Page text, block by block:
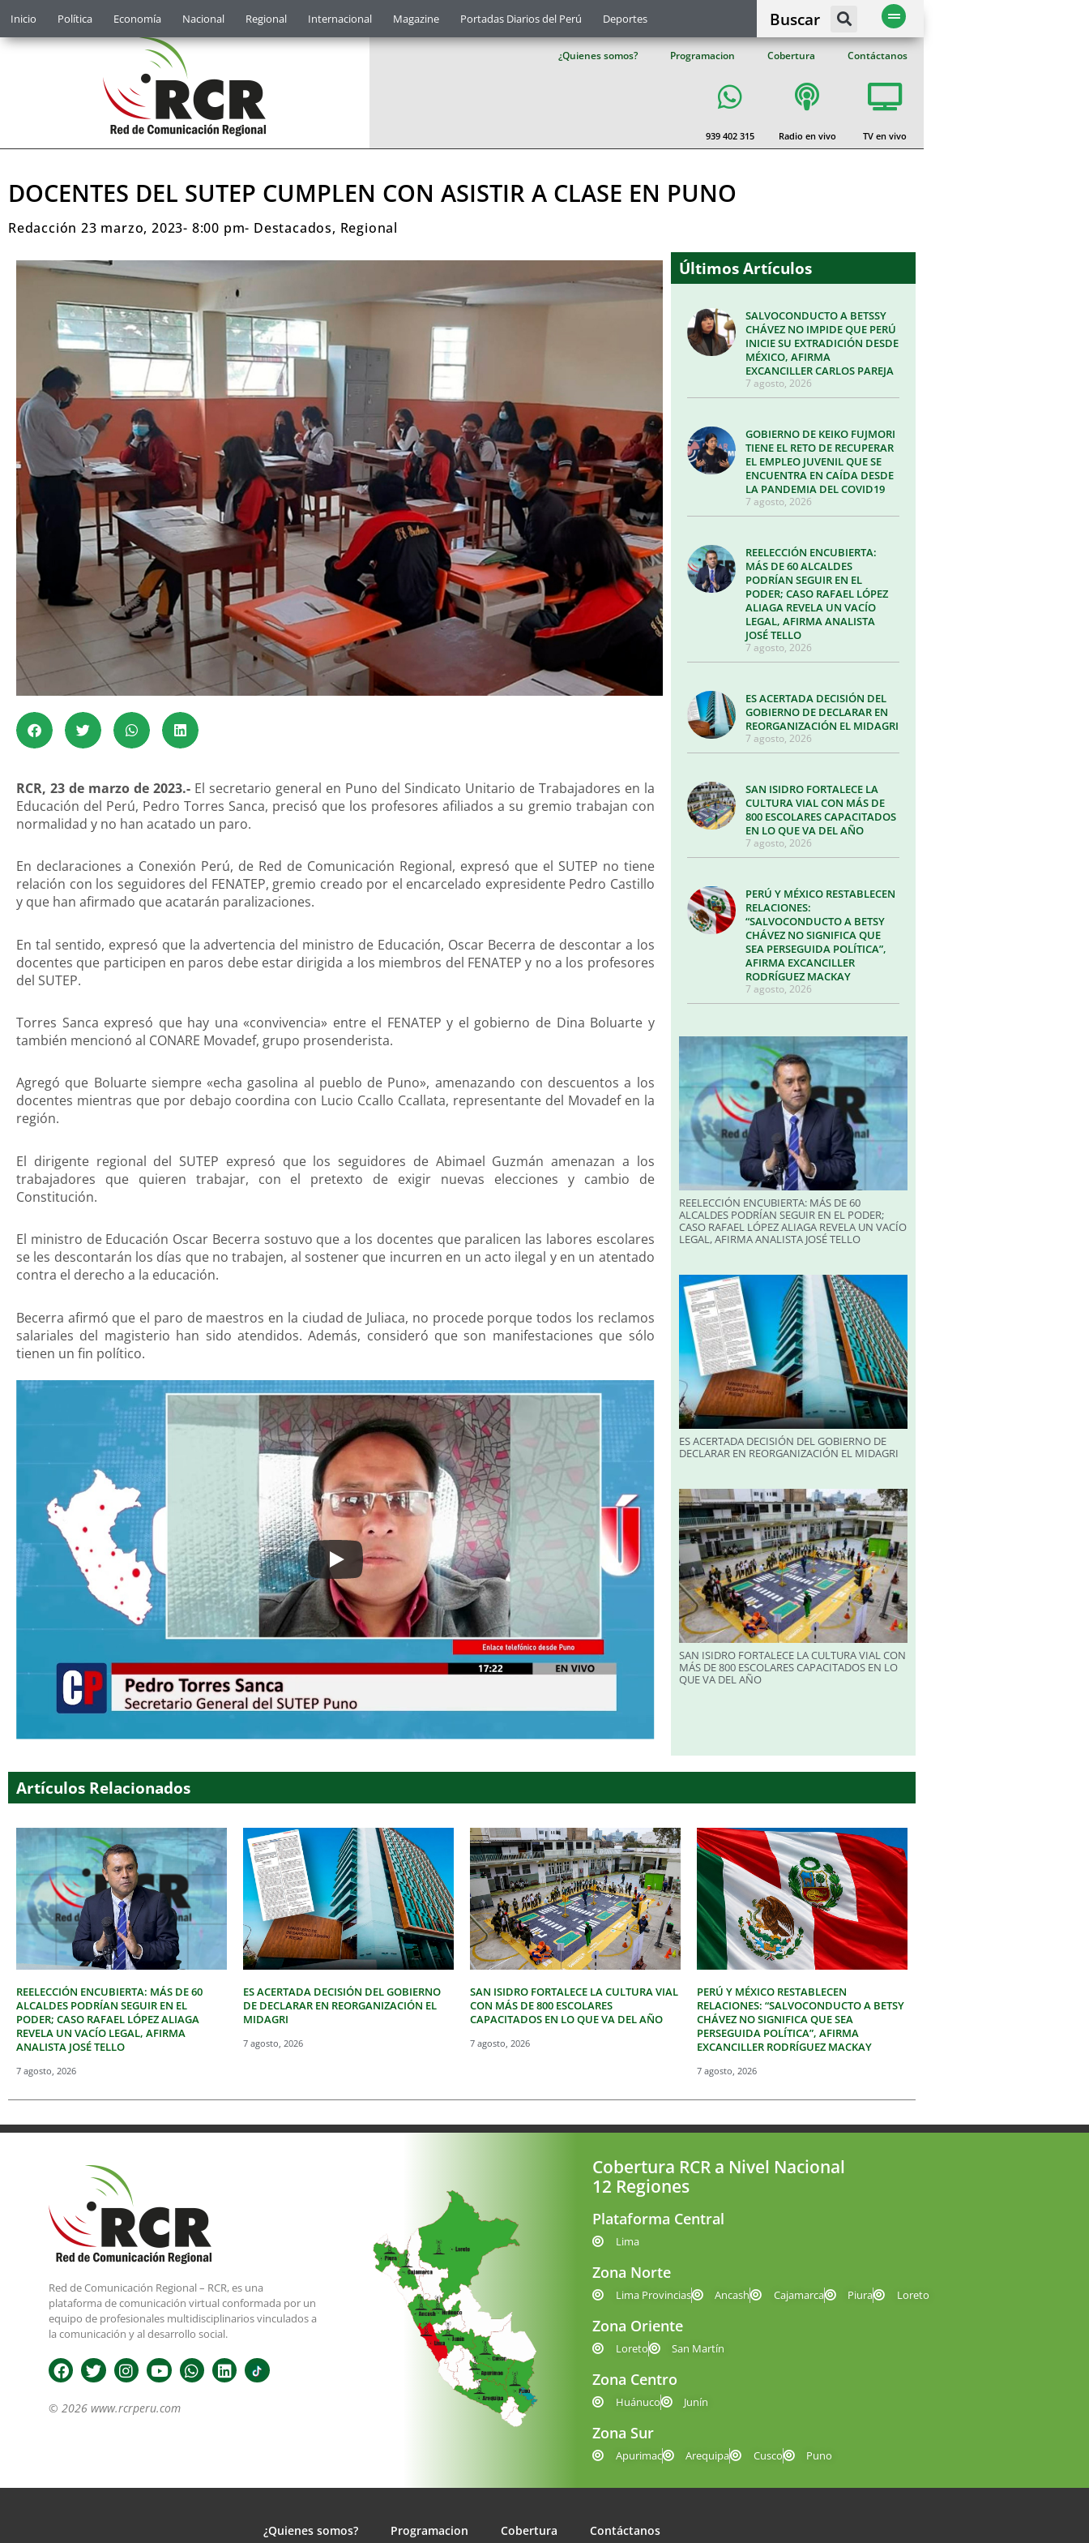
Inicio Política Economía Nacional Regional Internacional Magazine Portadas Diarios del Perú Deportes Buscar
¿Quienes somos? Programacion Cobertura Contáctanos
939 402 315 Radio en vivo TV en vivo
DOCENTES DEL SUTEP CUMPLEN CON ASISTIR A CLASE EN PUNO
Redacción 23 marzo, 2023- 8:00 pm- Destacados, Regional
RCR, 23 de marzo de 2023.-El secretario general en Puno del Sindicato Unitario de Trabajadores en la
Educación del Perú, Pedro Torres Sanca, precisó que los profesores afiliados a su gremio trabajan con
normalidad y no han acatado un paro.
En declaraciones a Conexión Perú, de Red de Comunicación Regional, expresó que el SUTEP no tiene
relación con los seguidores del FENATEP, gremio creado por el encarcelado expresidente Pedro Castillo
y que han afirmado que acatarán paralizaciones.
En tal sentido, expresó que la advertencia del ministro de Educación, Oscar Becerra de descontar a los
docentes que participen en paros debe estar dirigida a los miembros del FENATEP y no a los profesores
del SUTEP.
Torres Sanca expresó que hay una «convivencia» entre el FENATEP y el gobierno de Dina Boluarte y
también mencionó al CONARE Movadef, grupo prosenderista.
Agregó que Boluarte siempre «echa gasolina al pueblo de Puno», amenazando con descuentos a los
docentes mientras que por debajo coordina con Lucio Ccallo Ccallata, representante del Movadef en la
región.
El dirigente regional del SUTEP expresó que los seguidores de Abimael Guzmán amenazan a los
trabajadores que quieren trabajar, con el pretexto de exigir nuevas elecciones y cambio de
Constitución.
El ministro de Educación Oscar Becerra sostuvo que a los docentes que paralicen las labores escolares
se les descontarán los días que no trabajen, al sostener que incurren en un acto ilegal y en un atentado
contra el derecho a la educación.
Becerra afirmó que el paro de maestros en la ciudad de Juliaca, no procede porque todos los reclamos
salariales del magisterio han sido atendidos. Además, consideró que son manifestaciones que sólo
tienen un fin político.
Últimos Artículos
SALVOCONDUCTO A BETSSY
CHÁVEZ NO IMPIDE QUE PERÚ
INICIE SU EXTRADICIÓN DESDE
MÉXICO, AFIRMA
EXCANCILLER CARLOS PAREJA
7 agosto, 2026
GOBIERNO DE KEIKO FUJMORI
TIENE EL RETO DE RECUPERAR
EL EMPLEO JUVENIL QUE SE
ENCUENTRA EN CAÍDA DESDE
LA PANDEMIA DEL COVID19
7 agosto, 2026
REELECCIÓN ENCUBIERTA:
MÁS DE 60 ALCALDES
PODRÍAN SEGUIR EN EL
PODER; CASO RAFAEL LÓPEZ
ALIAGA REVELA UN VACÍO
LEGAL, AFIRMA ANALISTA
JOSÉ TELLO
7 agosto, 2026
ES ACERTADA DECISIÓN DEL
GOBIERNO DE DECLARAR EN
REORGANIZACIÓN EL MIDAGRI
7 agosto, 2026
SAN ISIDRO FORTALECE LA
CULTURA VIAL CON MÁS DE
800 ESCOLARES CAPACITADOS
EN LO QUE VA DEL AÑO
7 agosto, 2026
PERÚ Y MÉXICO RESTABLECEN
RELACIONES:
“SALVOCONDUCTO A BETSY
CHÁVEZ NO SIGNIFICA QUE
SEA PERSEGUIDA POLÍTICA”,
AFIRMA EXCANCILLER
RODRÍGUEZ MACKAY
7 agosto, 2026
REELECCIÓN ENCUBIERTA: MÁS DE 60
ALCALDES PODRÍAN SEGUIR EN EL PODER;
CASO RAFAEL LÓPEZ ALIAGA REVELA UN VACÍO
LEGAL, AFIRMA ANALISTA JOSÉ TELLO
ES ACERTADA DECISIÓN DEL GOBIERNO DE
DECLARAR EN REORGANIZACIÓN EL MIDAGRI
SAN ISIDRO FORTALECE LA CULTURA VIAL CON
MÁS DE 800 ESCOLARES CAPACITADOS EN LO
QUE VA DEL AÑO
Artículos Relacionados
REELECCIÓN ENCUBIERTA: MÁS DE 60
ALCALDES PODRÍAN SEGUIR EN EL
PODER; CASO RAFAEL LÓPEZ ALIAGA
REVELA UN VACÍO LEGAL, AFIRMA
ANALISTA JOSÉ TELLO
7 agosto, 2026
ES ACERTADA DECISIÓN DEL GOBIERNO
DE DECLARAR EN REORGANIZACIÓN EL
MIDAGRI
7 agosto, 2026
SAN ISIDRO FORTALECE LA CULTURA VIAL
CON MÁS DE 800 ESCOLARES
CAPACITADOS EN LO QUE VA DEL AÑO
7 agosto, 2026
PERÚ Y MÉXICO RESTABLECEN
RELACIONES: “SALVOCONDUCTO A BETSY
CHÁVEZ NO SIGNIFICA QUE SEA
PERSEGUIDA POLÍTICA”, AFIRMA
EXCANCILLER RODRÍGUEZ MACKAY
7 agosto, 2026
Red de Comunicación Regional – RCR, es una
plataforma de comunicación virtual conformada por un
equipo de profesionales multidisciplinarios vinculados a
la comunicación y al desarrollo social.
© 2026 www.rcrperu.com
Cobertura RCR a Nivel Nacional
12 Regiones
Plataforma Central
Lima
Zona Norte
Lima Provincias Ancash Cajamarca Piura Loreto
Zona Oriente
Loreto San Martín
Zona Centro
Huánuco Junín
Zona Sur
Apurimac Arequipa Cusco Puno
¿Quienes somos? Programacion Cobertura Contáctanos